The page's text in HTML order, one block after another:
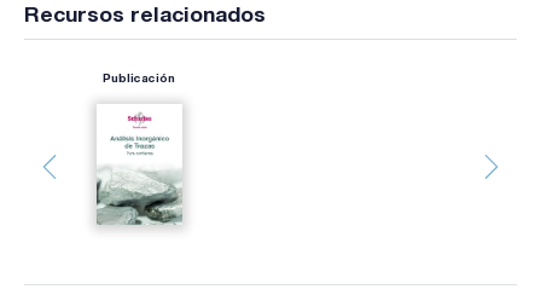
Recursos relacionados
Publicación